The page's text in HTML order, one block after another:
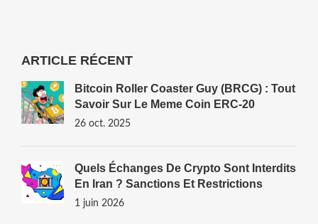
ARTICLE RÉCENT
Bitcoin Roller Coaster Guy (BRCG) : Tout
Savoir Sur Le Meme Coin ERC‑20
26 oct. 2025
Quels Échanges De Crypto Sont Interdits
En Iran ? Sanctions Et Restrictions
1 juin 2026